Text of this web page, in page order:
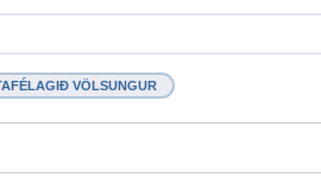
VÖLSUNGUR